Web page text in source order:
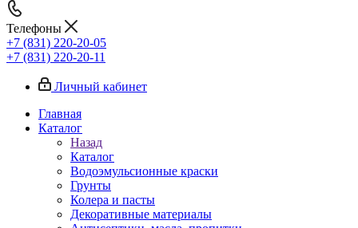
Телефоны
+7 (831) 220-20-05
+7 (831) 220-20-11
Личный кабинет
Главная
Каталог
Назад
Каталог
Водоэмульсионные краски
Грунты
Колера и пасты
Декоративные материалы